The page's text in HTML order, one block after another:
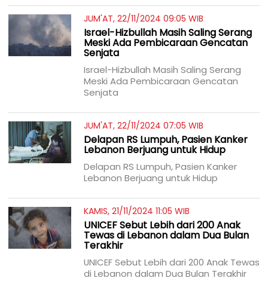
JUM'AT, 22/11/2024 09:05 WIB
Israel-Hizbullah Masih Saling Serang
Meski Ada Pembicaraan Gencatan
Senjata
Israel-Hizbullah Masih Saling Serang
Meski Ada Pembicaraan Gencatan
Senjata
JUM'AT, 22/11/2024 07:05 WIB
Delapan RS Lumpuh, Pasien Kanker
Lebanon Berjuang untuk Hidup
Delapan RS Lumpuh, Pasien Kanker
Lebanon Berjuang untuk Hidup
KAMIS, 21/11/2024 11:05 WIB
UNICEF Sebut Lebih dari 200 Anak
Tewas di Lebanon dalam Dua Bulan
Terakhir
UNICEF Sebut Lebih dari 200 Anak Tewas
di Lebanon dalam Dua Bulan Terakhir